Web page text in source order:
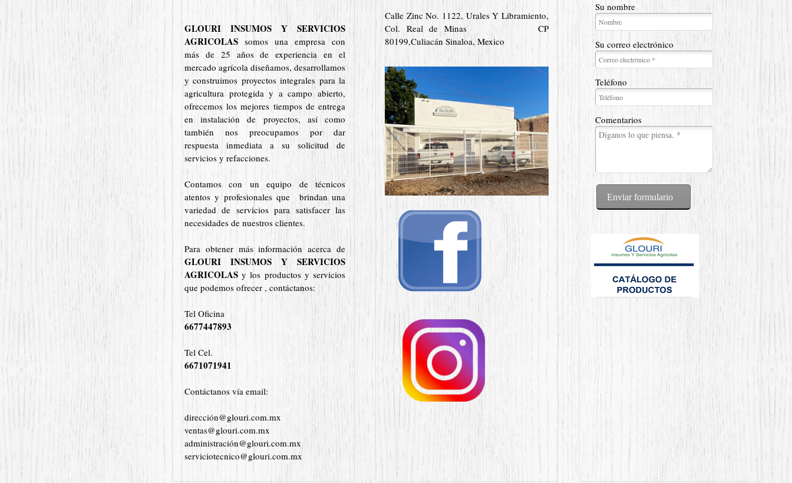
GLOURI INSUMOS Y SERVICIOS
AGRICOLAS somos una empresa con
más de 25 años de experiencia en el
mercado agrícola diseñamos, desarrollamos
y construimos proyectos integrales para la
agricultura protegida y a campo abierto,
ofrecemos los mejores tiempos de entrega
en instalación de proyectos, así como
también nos preocupamos por dar
respuesta inmediata a su solicitud de
servicios y refacciones.
Contamos con un equipo de técnicos
atentos y profesionales que brindan una
variedad de servicios para satisfacer las
necesidades de nuestros clientes.
Para obtener más información acerca de
GLOURI INSUMOS Y SERVICIOS
AGRICOLASy los productos y servicios
que podemos ofrecer , contáctanos:
Tel Oficina
6677447893
Tel Cel.
6671071941
Contáctanos vía email:
dirección@glouri.com.mx
ventas@glouri.com.mx
administración@glouri.com.mx
serviciotecnico@glouri.com.mx
Calle Zinc No. 1122, Urales Y Libramiento,
Col. Real de Minas CP
80199,Culiacán Sinaloa, Mexico
Su nombre
Su correo electrónico
Teléfono
Comentarios
Enviar formulario